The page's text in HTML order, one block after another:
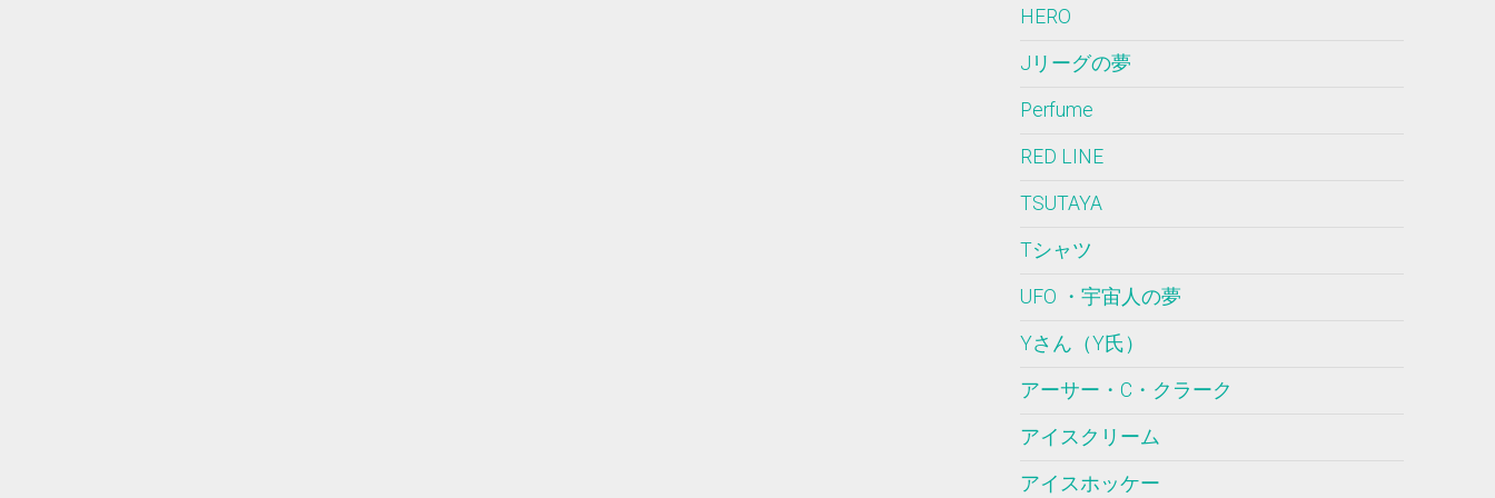
HERO
Jリーグの夢
Perfume
RED LINE
TSUTAYA
Tシャツ
UFO ・宇宙人の夢
Yさん（Y氏）
アーサー・C・クラーク
アイスクリーム
アイスホッケー